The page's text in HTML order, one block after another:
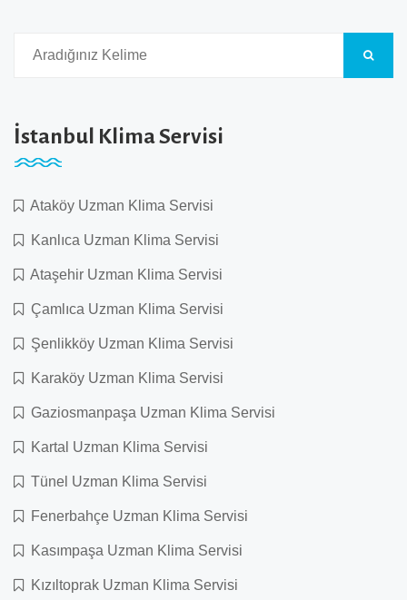
İstanbul Klima Servisi
Ataköy Uzman Klima Servisi
Kanlıca Uzman Klima Servisi
Ataşehir Uzman Klima Servisi
Çamlıca Uzman Klima Servisi
Şenlikköy Uzman Klima Servisi
Karaköy Uzman Klima Servisi
Gaziosmanpaşa Uzman Klima Servisi
Kartal Uzman Klima Servisi
Tünel Uzman Klima Servisi
Fenerbahçe Uzman Klima Servisi
Kasımpaşa Uzman Klima Servisi
Kızıltoprak Uzman Klima Servisi